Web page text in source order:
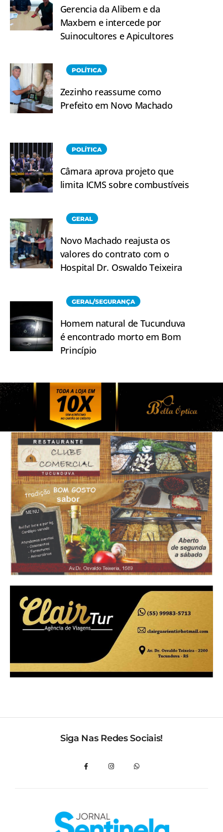
Gerencia da Alibem e da
Maxbem e intercede por
Suinocultores e Apicultores
POLÍTICA
Zezinho reassume como
Prefeito em Novo Machado
POLÍTICA
Câmara aprova projeto que
limita ICMS sobre combustíveis
GERAL
Novo Machado reajusta os
valores do contrato com o
Hospital Dr. Oswaldo Teixeira
GERAL/SEGURANÇA
Homem natural de Tucunduva
é encontrado morto em Bom
Princípio
Siga Nas Redes Sociais!